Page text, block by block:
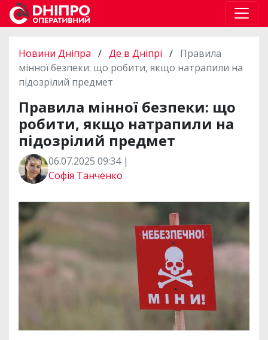
Новини Дніпра / Де в Дніпрі / Правила
мінної безпеки: що робити, якщо натрапили на
підозрілий предмет
Правила мінної безпеки: що
робити, якщо натрапили на
підозрілий предмет
06.07.2025 09:34 |
Софія Танченко